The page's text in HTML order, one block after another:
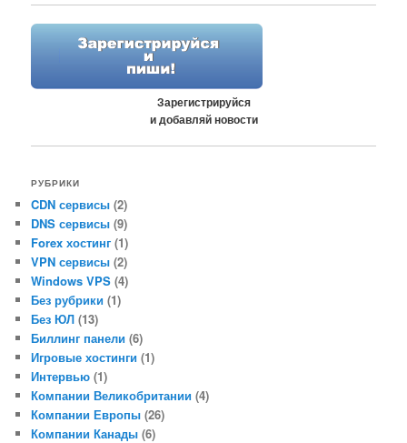
Зарегистрируйся
и добавляй новости
РУБРИКИ
CDN сервисы (2)
DNS сервисы (9)
Forex хостинг (1)
VPN сервисы (2)
Windows VPS (4)
Без рубрики (1)
Без ЮЛ (13)
Биллинг панели (6)
Игровые хостинги (1)
Интервью (1)
Компании Великобритании (4)
Компании Европы (26)
Компании Канады (6)